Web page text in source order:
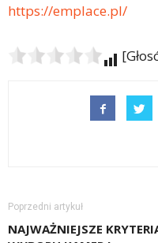
https://emplace.pl/
Poprzedni artykuł
NAJWAŻNIEJSZE